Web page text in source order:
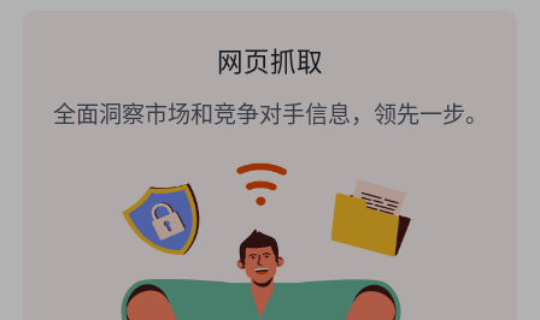
网页抓取
全面洞察市场和竞争对手信息，领先一步。